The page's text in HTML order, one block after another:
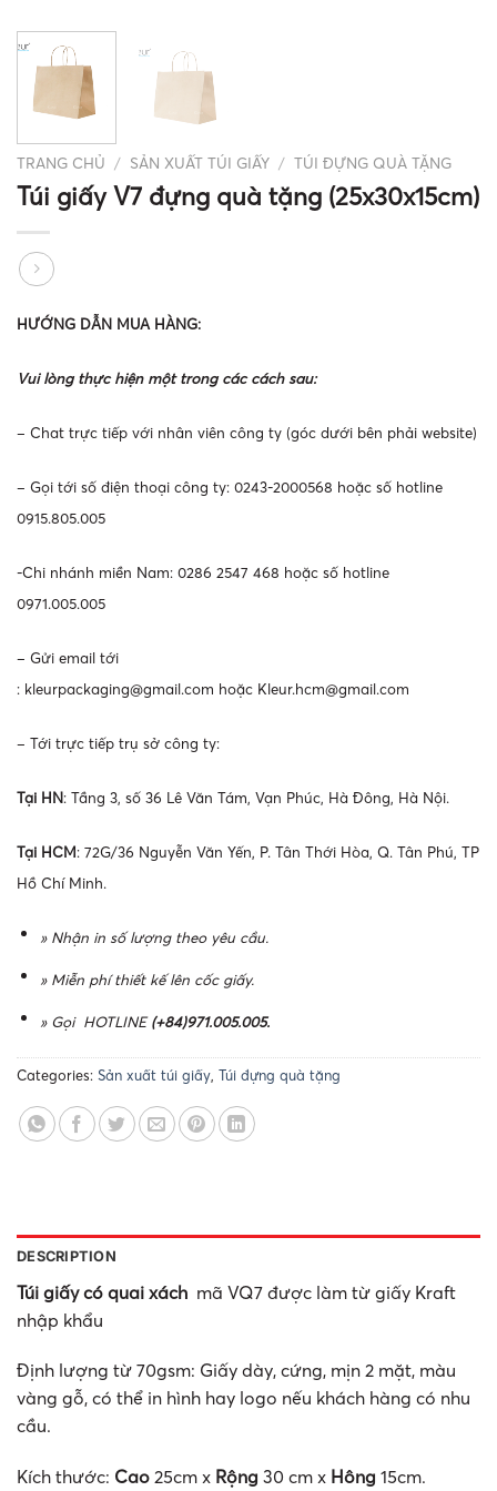
TRANG CHỦ / SẢN XUẤT TÚI GIẤY / TÚI ĐỰNG QUÀ TẶNG
Túi giấy V7 đựng quà tặng (25x30x15cm)
HƯỚNG DẪN MUA HÀNG:
Vui lòng thực hiện một trong các cách sau:
– Chat trực tiếp với nhân viên công ty (góc dưới bên phải website)
– Gọi tới số điện thoại công ty: 0243-2000568 hoặc số hotline
0915.805.005
-Chi nhánh miền Nam: 0286 2547 468 hoặc số hotline
0971.005.005
– Gửi email tới
: kleurpackaging@gmail.com hoặc Kleur.hcm@gmail.com
– Tới trực tiếp trụ sở công ty:
Tại HN: Tầng 3, số 36 Lê Văn Tám, Vạn Phúc, Hà Đông, Hà Nội.
Tại HCM: 72G/36 Nguyễn Văn Yến, P. Tân Thới Hòa, Q. Tân Phú, TP
Hồ Chí Minh.
» Nhận in số lượng theo yêu cầu.
» Miễn phí thiết kế lên cốc giấy.
» Gọi HOTLINE(+84)971.005.005.
Categories: Sản xuất túi giấy Túi đựng quà tặng
DESCRIPTION
Túi giấy có quai xách mã VQ7 được làm từ giấy Kraft
nhập khẩu
Định lượng từ 70gsm: Giấy dày, cứng, mịn 2 mặt, màu
vàng gỗ, có thể in hình hay logo nếu khách hàng có nhu
cầu.
Kích thước: Cao 25cm x Rộng 30 cm x Hông 15cm.